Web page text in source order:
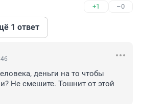
+1 –0
1 ответ
деньги на то чтобы
Не смешите. Тошнит от этой